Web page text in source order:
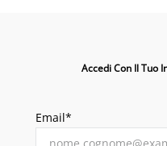
Accedi Con Il Tuo
Email*